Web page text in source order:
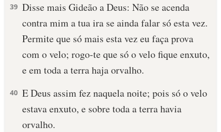
39 Disse mais Gideão a Deus: Não se acenda
contra mim a tua ira se ainda falar só esta vez.
Permite que só mais esta vez eu faça prova
com o velo; rogo-te que só o velo fique enxuto,
e em toda a terra haja orvalho.
40 E Deus assim fez naquela noite; pois só o velo
estava enxuto, e sobre toda a terra havia
orvalho.